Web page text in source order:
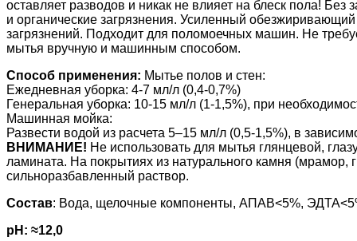
оставляет разводов и никак не влияет на блеск пола!
и органические загрязнения. Усиленный
загрязнений. Подходит для поломоечных машин. Не
мытья вручную и машинным способом.
Способ применения: Мытье полов и стен:
Ежедневная уборка: 4-7 мл/л (0,4-0,7%)
Генеральная уборка: 10-15 мл/л (1-1,5%), при
Машинная мойка:
Развести водой из расчета 5–15 мл/л (0,5-1,5%), в
ВНИМАНИЕ! Не использовать для мытья глянцевой,
ламината. На покрытиях из натурального камня (мрамор,
сильноразбавленный раствор.
Состав: Вода, щелочные компоненты, АПАВ<5%,
pH: ≈12,0